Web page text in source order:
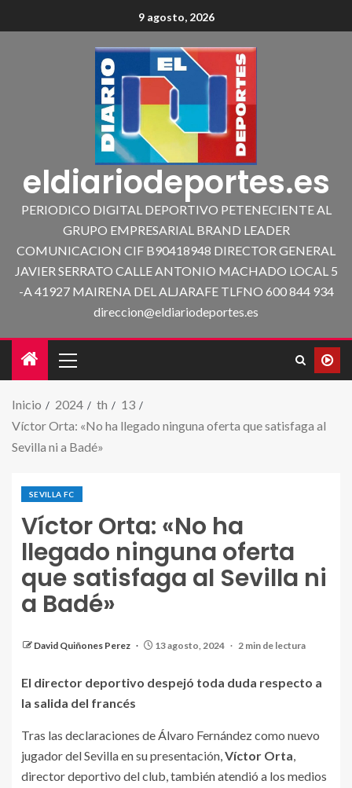
9 agosto, 2026
eldiariodeportes.es
PERIODICO DIGITAL DEPORTIVO PETENECIENTE AL
GRUPO EMPRESARIAL BRAND LEADER
COMUNICACION CIF B90418948 DIRECTOR GENERAL
JAVIER SERRATO CALLE ANTONIO MACHADO LOCAL 5
-A 41927 MAIRENA DEL ALJARAFE TLFNO 600 844 934
direccion@eldiariodeportes.es
Inicio 2024 th
13
Víctor Orta: «No ha llegado ninguna oferta que satisfaga al
Sevilla ni a Badé»
SEVILLA FC
Víctor Orta: «No ha
llegado ninguna oferta
que satisfaga al Sevilla ni
a Badé»
David Quiñones Perez 13 agosto, 2024 2 min de lectura
Víctor Orta atiende a los medios de comunicación en
la presentación de Álvaro Fernández. | Fuente: Javier
El director deportivo despejó toda duda respecto a
la salida del francés
Tras las declaraciones de Álvaro Fernández como nuevo
jugador del Sevilla en su presentación,Víctor Orta,
director deportivo del club, también atendió a los medios